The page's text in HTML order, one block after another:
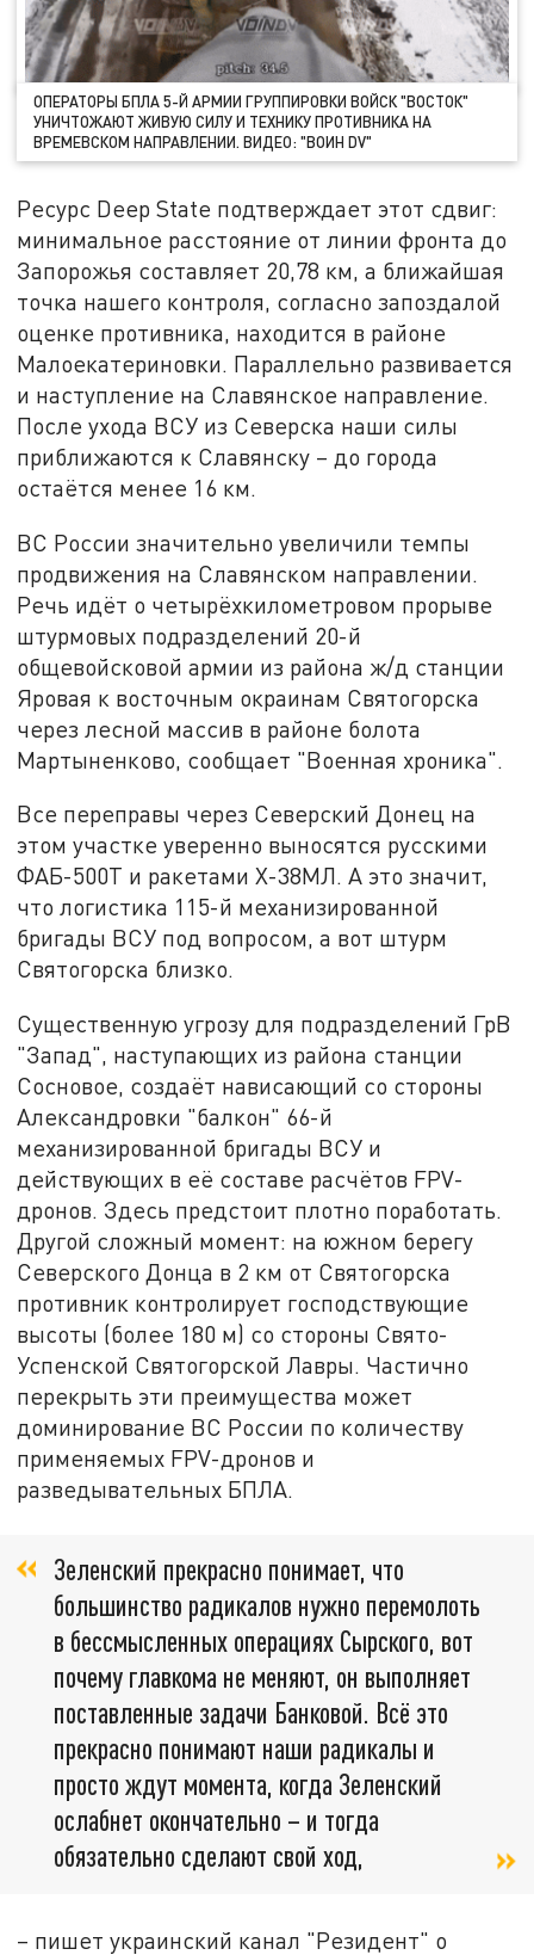
ОПЕРАТОРЫ БПЛА 5-Й АРМИИ ГРУППИРОВКИ ВОЙСК "ВОСТОК"
УНИЧТОЖАЮТ ЖИВУЮ СИЛУ И ТЕХНИКУ ПРОТИВНИКА НА
ВРЕМЕВСКОМ НАПРАВЛЕНИИ. ВИДЕО: "ВОИН DV"
Ресурс Deep State подтверждает этот сдвиг:
минимальное расстояние от линии фронта до
Запорожья составляет 20,78 км, а ближайшая
точка нашего контроля, согласно запоздалой
оценке противника, находится в районе
Малоекатериновки. Параллельно развивается
и наступление на Славянское направление.
После ухода ВСУ из Северска наши силы
приближаются к Славянску – до города
остаётся менее 16 км.
ВС России значительно увеличили темпы
продвижения на Славянском направлении.
Речь идёт о четырёхкилометровом прорыве
штурмовых подразделений 20-й
общевойсковой армии из района ж/д станции
Яровая к восточным окраинам Святогорска
через лесной массив в районе болота
Мартыненково, сообщает "Военная хроника".
Все переправы через Северский Донец на
этом участке уверенно выносятся русскими
ФАБ-500Т и ракетами Х-38МЛ. А это значит,
что логистика 115-й механизированной
бригады ВСУ под вопросом, а вот штурм
Святогорска близко.
Существенную угрозу для подразделений ГрВ
"Запад", наступающих из района станции
Сосновое, создаёт нависающий со стороны
Александровки "балкон" 66-й
механизированной бригады ВСУ и
действующих в её составе расчётов FPV-
дронов. Здесь предстоит плотно поработать.
Другой сложный момент: на южном берегу
Северского Донца в 2 км от Святогорска
противник контролирует господствующие
высоты (более 180 м) со стороны Свято-
Успенской Святогорской Лавры. Частично
перекрыть эти преимущества может
доминирование ВС России по количеству
применяемых FPV-дронов и
разведывательных БПЛА.
Зеленский прекрасно понимает, что
большинство радикалов нужно перемолоть
в бессмысленных операциях Сырского, вот
почему главкома не меняют, он выполняет
поставленные задачи Банковой. Всё это
прекрасно понимают наши радикалы и
просто ждут момента, когда Зеленский
ослабнет окончательно – и тогда
обязательно сделают свой ход,
– пишет украинский канал "Резидент" о